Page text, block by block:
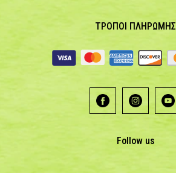
ΤΡΟΠΟΙ ΠΛΗΡΩΜΗΣ
Follow us